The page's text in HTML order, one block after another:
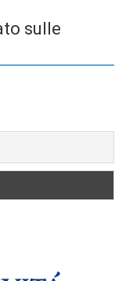
sulle